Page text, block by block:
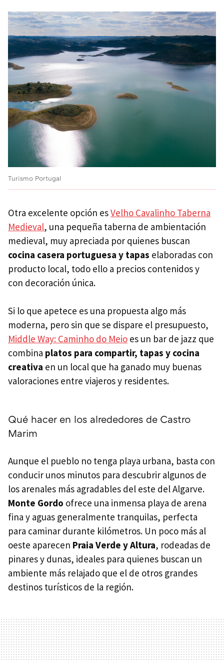
Turismo Portugal
Otra excelente opción esVelho Cavalinho Taberna
Medieval, una pequeña taberna de ambientación
medieval, muy apreciada por quienes buscan
cocina casera portuguesa y tapas elaboradas con
producto local, todo ello a precios contenidos y
con decoración única.
Si lo que apetece es una propuesta algo más
moderna, pero sin que se dispare el presupuesto,
Middle Way: Caminho do Meio es un bar de jazz que
combina platos para compartir, tapas y cocina
creativa en un local que ha ganado muy buenas
valoraciones entre viajeros y residentes.
Qué hacer en los alrededores de Castro
Marim
Aunque el pueblo no tenga playa urbana, basta con
conducir unos minutos para descubrir algunos de
los arenales más agradables del este del Algarve.
Monte Gordo ofrece una inmensa playa de arena
fina y aguas generalmente tranquilas, perfecta
para caminar durante kilómetros. Un poco más al
oeste aparecen Praia Verde y Altura, rodeadas de
pinares y dunas, ideales para quienes buscan un
ambiente más relajado que el de otros grandes
destinos turísticos de la región.